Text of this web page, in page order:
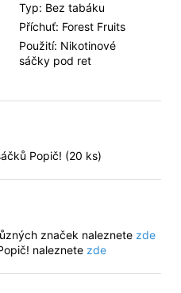
Typ: Bez tabáku
Příchuť: Forest Fruits
Použití: Nikotinové
sáčky pod ret
Popič! (20 ks)
značek naleznete zde
naleznete zde